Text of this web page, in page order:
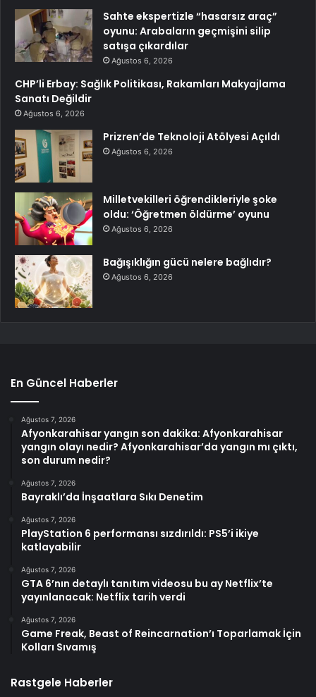
Sahte ekspertizle “hasarsız araç”
oyunu: Arabaların geçmişini silip
satışa çıkardılar
Ağustos 6, 2026
CHP’li Erbay: Sağlık Politikası, Rakamları Makyajlama
Sanatı Değildir
Ağustos 6, 2026
Prizren’de Teknoloji Atölyesi Açıldı
Ağustos 6, 2026
Milletvekilleri öğrendikleriyle şoke
oldu: ‘Öğretmen öldürme’ oyunu
Ağustos 6, 2026
Bağışıklığın gücü nelere bağlıdır?
Ağustos 6, 2026
En Güncel Haberler
Ağustos 7, 2026
Afyonkarahisar yangın son dakika: Afyonkarahisar
yangın olayı nedir? Afyonkarahisar’da yangın mı çıktı,
son durum nedir?
Ağustos 7, 2026
Bayraklı’da İnşaatlara Sıkı Denetim
Ağustos 7, 2026
PlayStation 6 performansı sızdırıldı: PS5’i ikiye
katlayabilir
Ağustos 7, 2026
GTA 6’nın detaylı tanıtım videosu bu ay Netflix’te
yayınlanacak: Netflix tarih verdi
Ağustos 7, 2026
Game Freak, Beast of Reincarnation’ı Toparlamak İçin
Kolları Sıvamış
Rastgele Haberler